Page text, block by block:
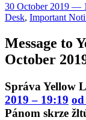
30 October 2019 —
Desk, Important
Message to
October
Správa Yellow
2019 – 19:19
Pánom skrze